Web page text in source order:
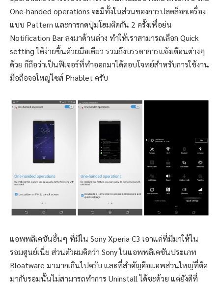
One-handed operations จะมีทั้งในส่วนของการปลดล็อกเครื่อง
แบบ Pattern และการกดปุ่มโฮมติดกัน 2 ครั้งเพื่อย่น
Notification Bar ลงมาด้านล่าง ทำให้เราสามารถเลือก Quick
setting ได้ง่ายขึ้นด้วยมือเดียว รวมถึงบรรดาการแจ้งเตือนต่างๆ
ด้วย ก็ถือว่าเป็นฟีเจอร์ที่ทำออกมาได้ตอบโจทย์สำหรับการใช้งาน
มือถือจอใหญ่ไซส์ Phablet ครับ
แอพพลิเคชันอื่นๆ ที่มีใน Sony Xperia C3 เอาแค่ที่มีมาให้ใน
รอมศูนย์เนี่ย ส่วนตัวผมคิดว่า Sony ในแอพพลิเคชันประเภท
Bloatware มามากเกินไปครับ และที่สำคัญคือแอพส่วนใหญ่ที่ติด
มากับรอมนั้นไม่สามารถทำการ Uninstall ได้ซะด้วย แต่ยังดีที่